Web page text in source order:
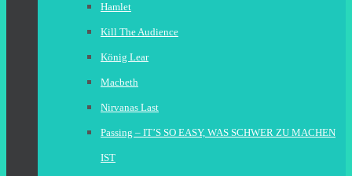
Hamlet
Kill The Audience
König Lear
Macbeth
Nirvanas Last
Passing – IT’S SO EASY, WAS SCHWER ZU MACHEN
IST